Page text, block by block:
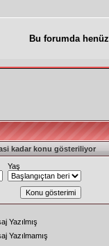
Bu forumda
kadar konu gösteriliyor
Yaş
Yazılmış
Yazılmamış